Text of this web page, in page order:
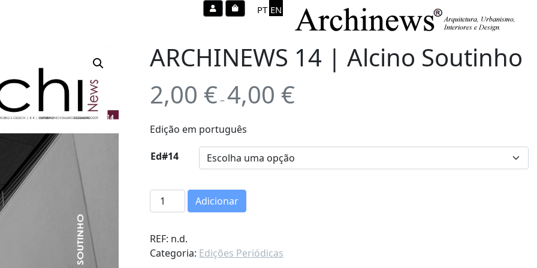
AccountCart PT EN
ARCHINEWS 14 | Alcino Soutinho
2,00 € – 4,00 €
Edição em português
Ed#14
u
n
t
Adicionar
REF: n.d.
Categoria: Edições Periódicas